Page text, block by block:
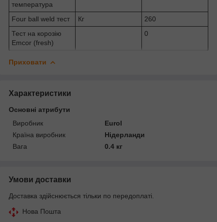
температура
Four ball weld тест Кг
260
Тест на корозію
Emcor (fresh)
0
Приховати
Характеристики
Основні атрибути
Виробник
Eurol
Країна виробник
Нідерланди
Вага
0.4 кг
Умови доставки
Доставка здійснюється тільки по передоплаті.
Нова Пошта